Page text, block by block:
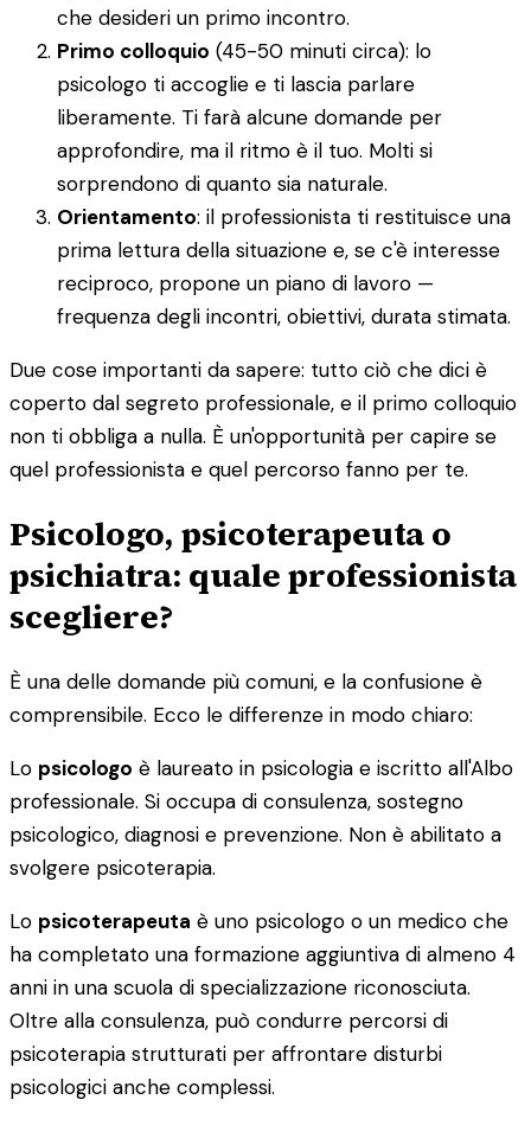
che desideri un primo incontro.
Primo colloquio (45-50 minuti circa): lo
psicologo ti accoglie e ti lascia parlare
liberamente. Ti farà alcune domande per
approfondire, ma il ritmo è il tuo. Molti si
sorprendono di quanto sia naturale.
Orientamento: il professionista ti restituisce una
prima lettura della situazione e, se c'è interesse
reciproco, propone un piano di lavoro —
frequenza degli incontri, obiettivi, durata stimata.
Due cose importanti da sapere: tutto ciò che dici è
coperto dal segreto professionale, e il primo colloquio
non ti obbliga a nulla. È un'opportunità per capire se
quel professionista e quel percorso fanno per te.
Psicologo, psicoterapeuta o
psichiatra: quale professionista
scegliere?
È una delle domande più comuni, e la confusione è
comprensibile. Ecco le differenze in modo chiaro:
Lo psicologo è laureato in psicologia e iscritto all'Albo
professionale. Si occupa di consulenza, sostegno
psicologico, diagnosi e prevenzione. Non è abilitato a
svolgere psicoterapia.
Lo psicoterapeuta è uno psicologo o un medico che
ha completato una formazione aggiuntiva di almeno 4
anni in una scuola di specializzazione riconosciuta.
Oltre alla consulenza, può condurre percorsi di
psicoterapia strutturati per affrontare disturbi
psicologici anche complessi.